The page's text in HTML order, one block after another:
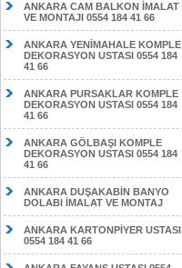
ANKARA CAM BALKON İMALAT
VE MONTAJI 0554 184 41 66
ANKARA YENİMAHALE KOMPLE
DEKORASYON USTASI 0554 184
41 66
ANKARA PURSAKLAR KOMPLE
DEKORASYON USTASI 0554 184
41 66
ANKARA GÖLBAŞI KOMPLE
DEKORASYON USTASI 0554 184
41 66
ANKARA DUŞAKABİN BANYO
DOLABI İMALAT VE MONTAJ
ANKARA KARTONPİYER USTASI
0554 184 41 66